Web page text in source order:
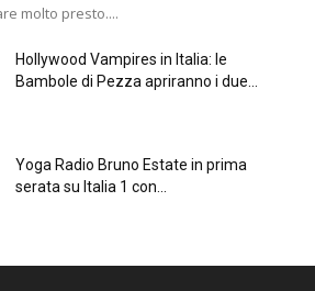
molto presto....
Hollywood Vampires in Italia: le
Bambole di Pezza apriranno i due...
Yoga Radio Bruno Estate in prima
serata su Italia 1 con...